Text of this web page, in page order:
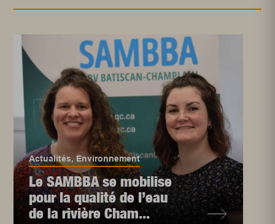
Actualités, Environnement
Le SAMBBA se mobilise
pour la qualité de l’eau
de la rivière Cham...